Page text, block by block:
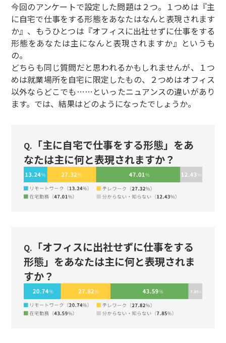
今回のアンケートで設定した問題は２つ。１つめは『主
に自宅で仕事をする形態をあなたはなんと表現されます
か』、もうひとつは『オフィスに出社せずに仕事をする
形態をあなたは主になんと表現されますか』というも
の。
どちらも同じ質問だと思われるかもしれませんが、１つ
めは就業場所を自宅に限定したもの、２つめはオフィス
以外ならどこでも……といったニュアンスの違いがあり
ます。では、結果はどのようになったでしょうか。
Q. 「主に自宅で仕事をする形態」をあ
なたは主に何と表現されますか？
Q. 「オフィスに出社せずに仕事をする
形態」をあなたは主に何と表現されま
すか？